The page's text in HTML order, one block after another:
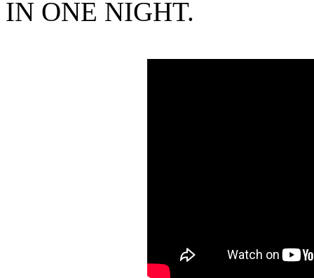
IN ONE NIGHT.